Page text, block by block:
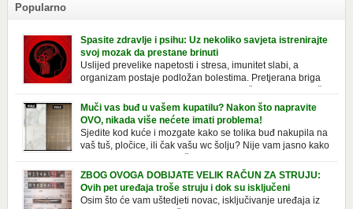
Popularno
Spasite zdravlje i psihu: Uz nekoliko savjeta istrenirajte
svoj mozak da prestane brinuti
Uslijed prevelike napetosti i stresa, imunitet slabi, a
organizam postaje podložan bolestima. Pretjerana briga
ostavlja posljedice na mentalno i na fizičko zdravlje. Može
izazvati stres, depresiju, umor i loše zdravstveno stanje. Jeste li znali da
pretjerana briga može povećati broj otkucaja srca, otežati disanje i
izazvati bljedilo lica? Krv se povlači s površine i odlazi […]
Muči vas buđ u vašem kupatilu? Nakon što napravite
OVO, nikada više nećete imati problema!
Sjedite kod kuće i mozgate kako se tolika buđ nakupila na
vaš tuš, pločice, ili čak vašu wc šolju? Nije vam jasno kako
se stvorila tamo, no ono što vam je sigurno jasno je da to
ne izgleda nikako lijepo. Na svu sreću, donosimo vam jednostavan
pripravak koji sami možete napraviti u vašem domu, a […]
ZBOG OVOGA DOBIJATE VELIK RAČUN ZA STRUJU:
Ovih pet uređaja troše struju i dok su isključeni
Osim što će vam uštedjeti novac, isključivanje uređaja iz